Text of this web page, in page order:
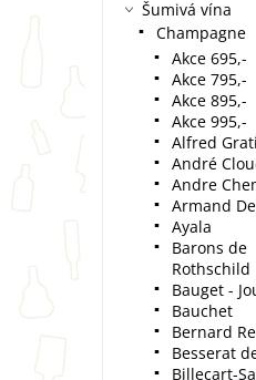
Šumivá vína
Champagne
Akce 695,-
Akce 795,-
Akce 895,-
Akce 995,-
Alfred
André
Andre
Armand
Ayala
Barons de
Rothschild
Bauget -
Bauchet
Bernard
Besserat
Billecart-